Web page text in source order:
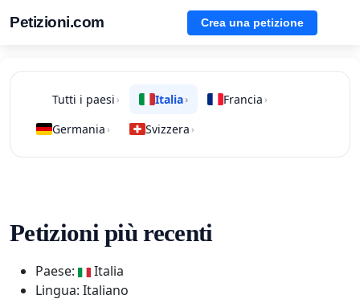
Petizioni.com Crea una petizione
Tutti i paesi › Italia› Francia ›
Germania › Svizzera ›
Petizioni più recenti
Paese:
Italia
Lingua: Italiano